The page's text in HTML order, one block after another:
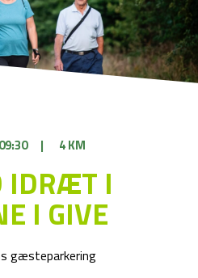
| 4 KM
IDRÆT I
I GIVE
gæsteparkering